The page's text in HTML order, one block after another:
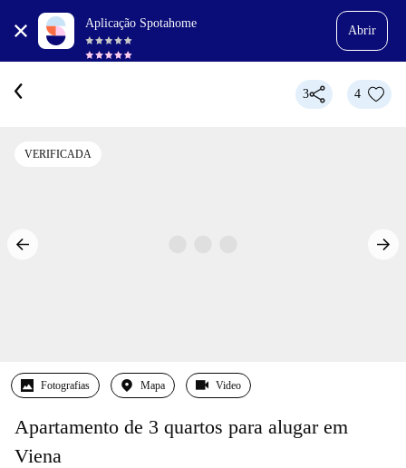
Aplicação Spotahome
Abrir
3 4
VERIFICADA
Fotografias Mapa Video
Apartamento de 3 quartos para alugar em
Viena